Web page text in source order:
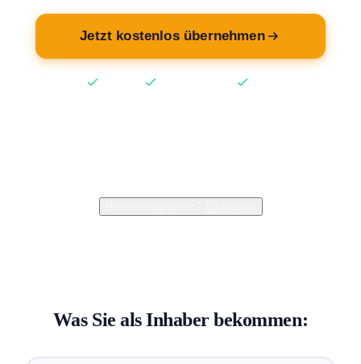
Jetzt kostenlos übernehmen
Was Sie als Inhaber bekommen: